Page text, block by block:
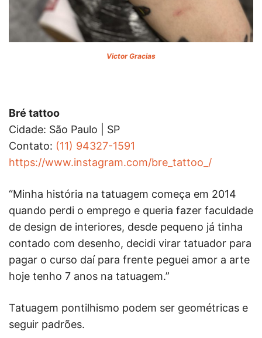
Victor Gracias
Bré tattoo
Cidade: São Paulo | SP
Contato: (11) 94327-1591
https://www.instagram.com/bre_tattoo_/
“Minha história na tatuagem começa em 2014
quando perdi o emprego e queria fazer faculdade
de design de interiores, desde pequeno já tinha
contado com desenho, decidi virar tatuador para
pagar o curso daí para frente peguei amor a arte
hoje tenho 7 anos na tatuagem.”
Tatuagem pontilhismo podem ser geométricas e
seguir padrões.